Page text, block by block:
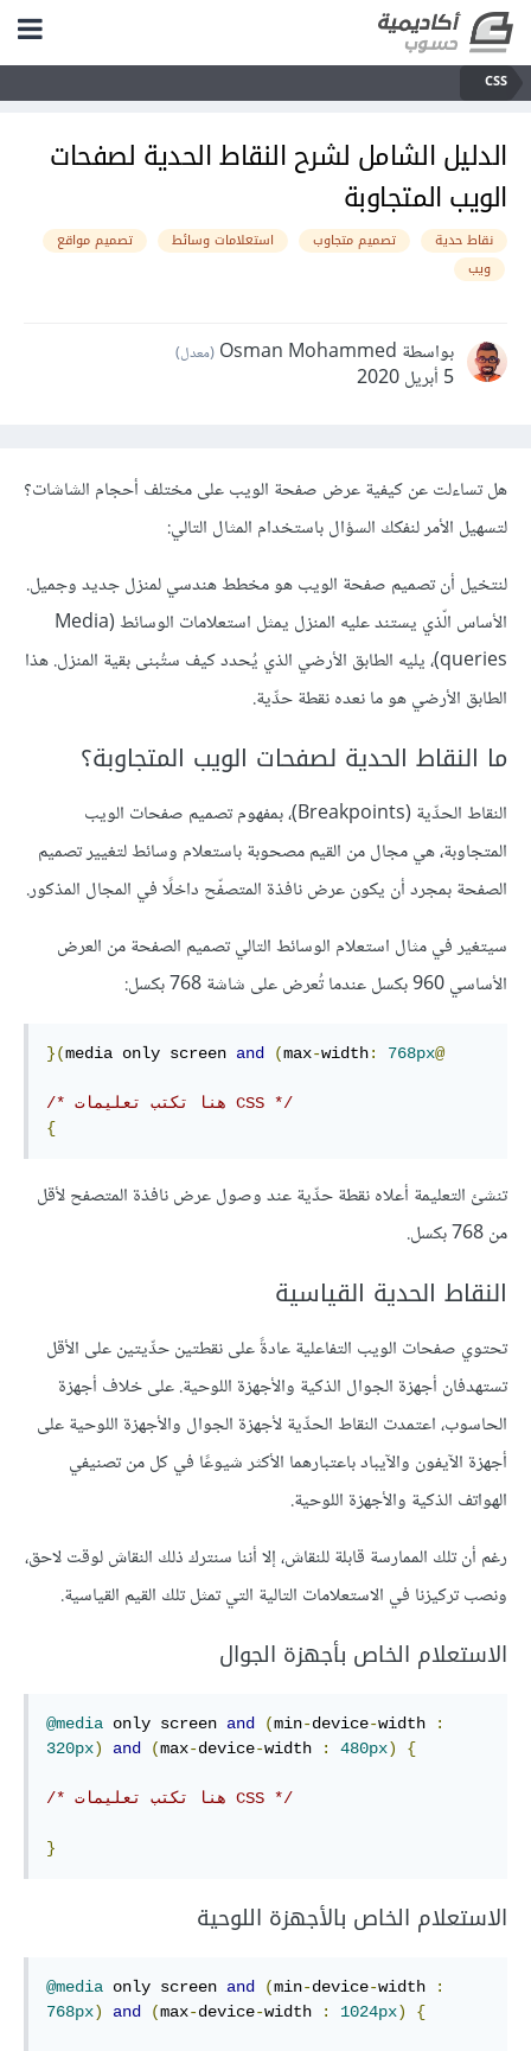
CSS
الدليل الشامل لشرح النقاط الحدية لصفحات
الويب المتجاوبة
نقاط حدية تصميم متجاوب استعلامات وسائط
تصميم مواقع
ويب
بواسطة Osman Mohammed (معدل)
5 أبريل 2020
هل تساءلت عن كيفية عرض صفحة الويب على مختلف أحجام الشاشات؟
لتسهيل الأمر لنفكك السؤال باستخدام المثال التالي:
لنتخيل أن تصميم صفحة الويب هو مخطط هندسي لمنزل جديد وجميل.
الأساس الّذي يستند عليه المنزل يمثل استعلامات الوسائط (Media
queries)، يليه الطابق الأرضي الذي يُحدد كيف ستُبنى بقية المنزل. هذا
الطابق الأرضي هو ما نعده نقطة حدِّية.
ما النقاط الحدية لصفحات الويب المتجاوبة؟
النقاط الحدِّية (Breakpoints)، بمفهوم تصميم صفحات الويب
المتجاوبة، هي مجال من القيم مصحوبة باستعلام وسائط لتغيير تصميم
الصفحة بمجرد أن يكون عرض نافذة المتصفّح داخلًا في المجال المذكور.
سيتغير في مثال استعلام الوسائط التالي تصميم الصفحة من العرض
الأساسي 960 بكسل عندما تُعرض على شاشة 768 بكسل:
}(media only screen and (max-width: 768px@
/* هنا تكتب تعليمات CSS */
{
تنشئ التعليمة أعلاه نقطة حدِّية عند وصول عرض نافذة المتصفح لأقل
من 768 بكسل.
النقاط الحدية القياسية
تحتوي صفحات الويب التفاعلية عادةً على نقطتين حدِّيتين على الأقل
تستهدفان أجهزة الجوال الذكية والأجهزة اللوحية. على خلاف أجهزة
الحاسوب، اعتمدت النقاط الحدِّية لأجهزة الجوال والأجهزة اللوحية على
أجهزة الآيفون والآيباد باعتبارهما الأكثر شيوعًا في كل من تصنيفي
الهواتف الذكية والأجهزة اللوحية.
رغم أن تلك الممارسة قابلة للنقاش، إلا أننا سنترك ذلك النقاش لوقت لاحق،
ونصب تركيزنا في الاستعلامات التالية التي تمثل تلك القيم القياسية.
الاستعلام الخاص بأجهزة الجوال
@media only screen and (min-device-width
:
320px) and (max-device-width : 480px) {
/* هنا تكتب تعليمات CSS */
}
الاستعلام الخاص بالأجهزة اللوحية
@media only screen and (min-device-width
:
768px) and (max-device-width : 1024px) {